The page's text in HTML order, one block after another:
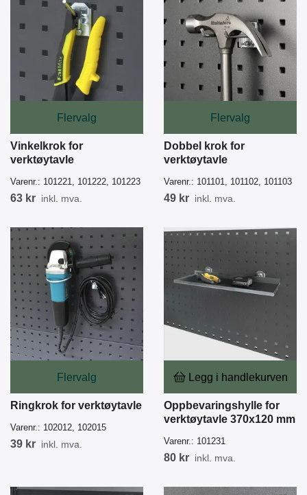
Flervalg
Vinkelkrok for
verktøytavle
Varenr.: 101221, 101222, 101223
63 kr inkl. mva.
Flervalg
Dobbel krok for
verktøytavle
Varenr.: 101101, 101102, 101103
49 kr inkl. mva.
Flervalg
Ringkrok for verktøytavle
Varenr.: 102012, 102015
39 kr inkl. mva.
Legg i handlekurven
Oppbevaringshylle for
verktøytavle 370x120 mm
Varenr.: 101231
80 kr inkl. mva.